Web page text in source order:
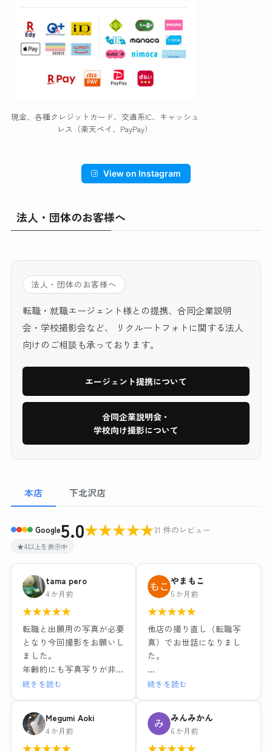
現金、各種クレジットカード、交通系IC、キャッシュ
レス（楽天ペイ、PayPay）
View on Instagram
法人・団体のお客様へ
法人・団体のお客様へ
転職・就職エージェント様との提携、合同企業説明
会・学校撮影会など、 リクルートフォトに関する法人
向けのご相談も承っております。
エージェント提携について
合同企業説明会・
学校向け撮影について
本店 下北沢店
Google5.0★★★★★31 件のレビュー
★4以上を表示中
tama pero
4 か月前
★★★★★
転職と出願用の写真が必要
となり今回撮影をお願いし
ました。
年齢的にも写真写りが非常
に気になるため、お店の比
やサービスそれぞれ特徴が
ある中で、こちらのお店で
お世話になりました。結果
続きを読む
やまもこ
5 か月前
★★★★★
他店の撮り直し（転職写
真）でお世話になりまし
た。
リクルートフォトプラン＋
レタッチ強度別・背景3種
類のデータと写真6枚で
15,979円（税込）
続きを読む
Megumi Aoki
4 か月前
みんみかん
6 か月前